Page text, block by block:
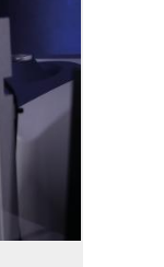
系列
准确测
作时间
室生产
理量需
高性能
，以便